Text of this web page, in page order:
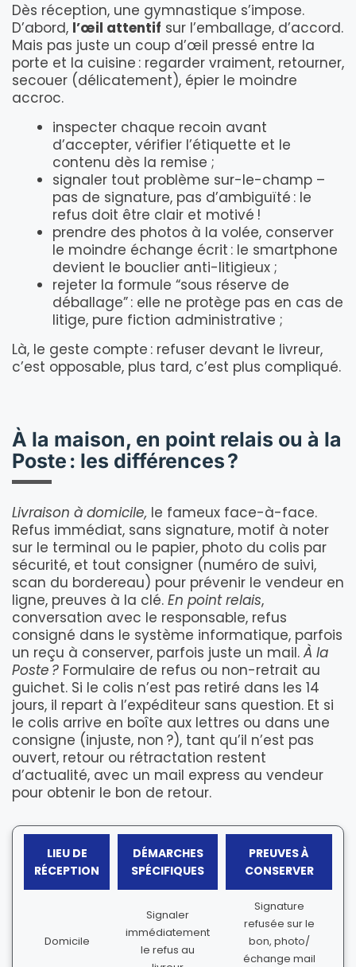
Dès réception, une gymnastique s’impose.
D’abord, l’œil attentif sur l’emballage, d’accord.
Mais pas juste un coup d’œil pressé entre la
porte et la cuisine : regarder vraiment, retourner,
secouer (délicatement), épier le moindre
accroc.
inspecter chaque recoin avant
d’accepter, vérifier l’étiquette et le
contenu dès la remise ;
signaler tout problème sur-le-champ –
pas de signature, pas d’ambiguïté : le
refus doit être clair et motivé !
prendre des photos à la volée, conserver
le moindre échange écrit : le smartphone
devient le bouclier anti-litigieux ;
rejeter la formule “sous réserve de
déballage” : elle ne protège pas en cas de
litige, pure fiction administrative ;
Là, le geste compte : refuser devant le livreur,
c’est opposable, plus tard, c’est plus compliqué.
À la maison, en point relais ou à la
Poste : les différences ?
Livraison à domicile, le fameux face-à-face.
Refus immédiat, sans signature, motif à noter
sur le terminal ou le papier, photo du colis par
sécurité, et tout consigner (numéro de suivi,
scan du bordereau) pour prévenir le vendeur en
ligne, preuves à la clé. En point relais,
conversation avec le responsable, refus
consigné dans le système informatique, parfois
un reçu à conserver, parfois juste un mail. À la
Poste ? Formulaire de refus ou non-retrait au
guichet. Si le colis n’est pas retiré dans les 14
jours, il repart à l’expéditeur sans question. Et si
le colis arrive en boîte aux lettres ou dans une
consigne (injuste, non ?), tant qu’il n’est pas
ouvert, retour ou rétractation restent
d’actualité, avec un mail express au vendeur
pour obtenir le bon de retour.
LIEU DE
RÉCEPTION
DÉMARCHES
SPÉCIFIQUES
PREUVES À
CONSERVER
Domicile
Signaler
immédiatement
le refus au
Signature
refusée sur le
bon, photo/
échange mail